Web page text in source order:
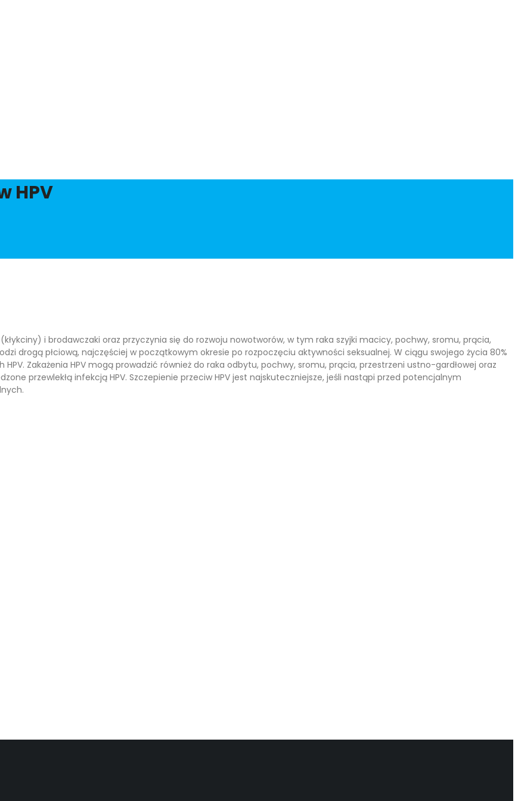
HPV
(kłykciny) i brodawczaki oraz przyczynia się do rozwoju nowotworów, w tym raka szyjki macicy, pochwy, sromu, prącia,
drogą płciową, najczęściej w początkowym okresie po rozpoczęciu aktywności seksualnej. W ciągu swojego życia 80%
Zakażenia HPV mogą prowadzić również do raka odbytu, pochwy, sromu, prącia, przestrzeni ustno-gardłowej oraz
przewlekłą infekcją HPV. Szczepienie przeciw HPV jest najskuteczniejsze, jeśli nastąpi przed potencjalnym